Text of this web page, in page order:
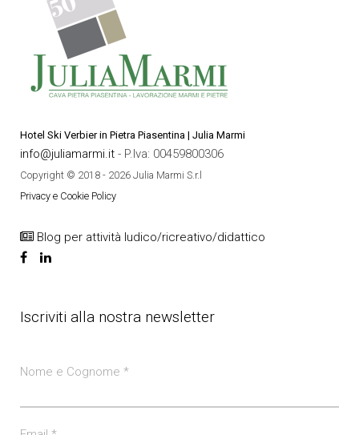
Hotel Ski Verbier in Pietra Piasentina | Julia Marmi
info@juliamarmi.it - P.Iva: 00459800306
Copyright © 2018 - 2026 Julia Marmi S.r.l
Privacy e Cookie Policy
Blog per attività ludico/ricreativo/didattico
Iscriviti alla nostra newsletter
Nome e Cognome *